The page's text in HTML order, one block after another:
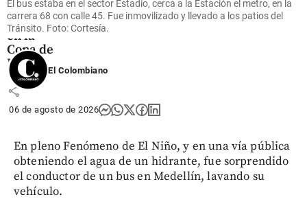
tras la
polémica
en la
Copa de
Brasil
share
El bus estaba en el sector Estadio, cerca a la Estación el metro, en la
carrera 68 con calle 45. Fue inmovilizado y llevado a los patios del
Tránsito. Foto: Cortesía.
El Colombiano
06 de agosto de 2026
En pleno Fenómeno de El Niño, y en una vía pública
obteniendo el agua de un hidrante, fue sorprendido
el conductor de un bus en Medellín, lavando su
vehículo.